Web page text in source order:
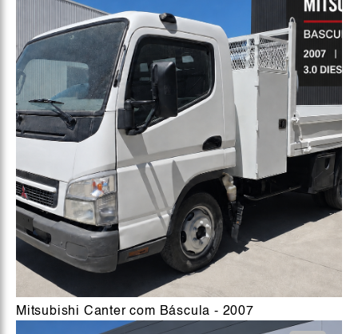
Mitsubishi Canter com Báscula - 2007